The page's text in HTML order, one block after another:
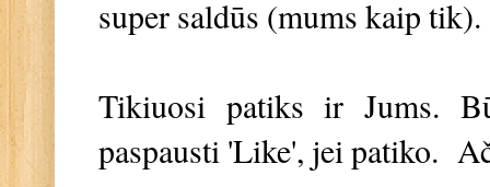
super saldūs (mums kaip
Tikiuosi patiks ir Jums.
paspausti 'Like', jei patiko.